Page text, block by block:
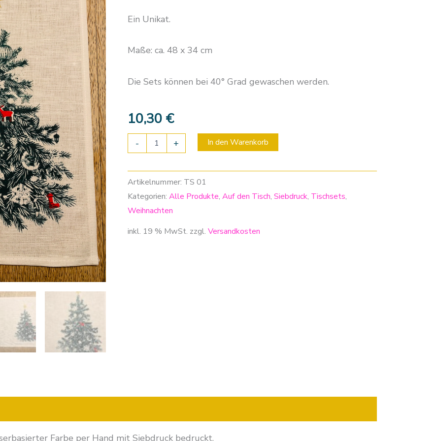
Ein Unikat.
Maße: ca. 48 x 34 cm
Die Sets können bei 40° Grad gewaschen werden.
10,30 €
- + In den Warenkorb
Artikelnummer: TS 01
Kategorien: Alle Produkte, Auf den Tisch, Siebdruck, Tischsets,
Weihnachten
inkl. 19 % MwSt. zzgl. Versandkosten
Farbe per Hand mit Siebdruck bedruckt.